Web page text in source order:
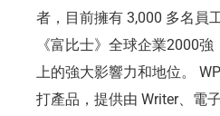
者，目前擁有 3,000 多名員
《富比士》全球企業2000
上的強大影響力和地位。
打產品，提供由 Writer、電